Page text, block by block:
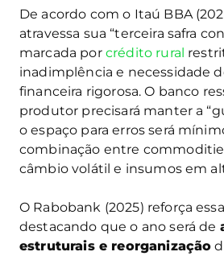
De acordo com o Itaú BBA
atravessa sua “terceira safra
marcada por crédito rural
inadimplência e necessidade
financeira rigorosa. O banco
produtor precisará manter a
o espaço para erros será
combinação entre
câmbio volátil e insumos em
O Rabobank (2025) reforça
destacando que o ano será de
estruturais e reorganização